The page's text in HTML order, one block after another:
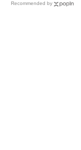
Recommended by